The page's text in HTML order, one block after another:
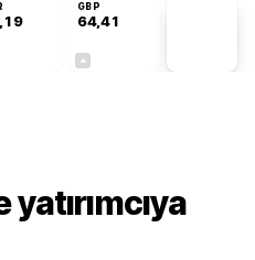
GBP
64,41
yatırımcıya